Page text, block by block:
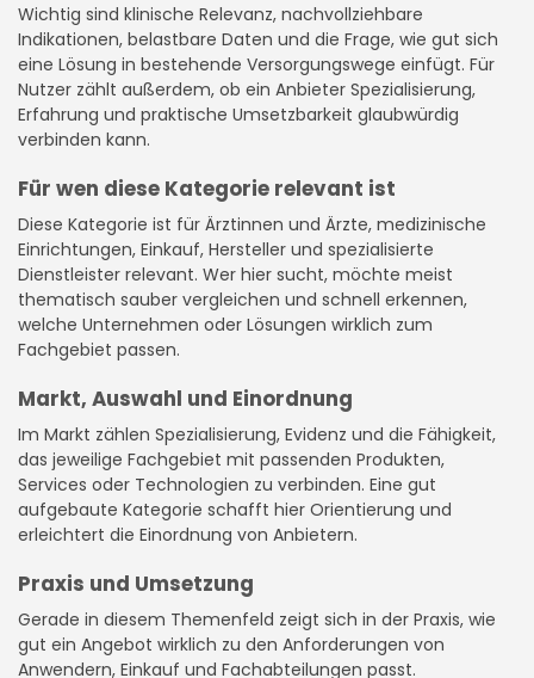
Wichtig sind klinische Relevanz, nachvollziehbare
Indikationen, belastbare Daten und die Frage, wie gut sich
eine Lösung in bestehende Versorgungswege einfügt. Für
Nutzer zählt außerdem, ob ein Anbieter Spezialisierung,
Erfahrung und praktische Umsetzbarkeit glaubwürdig
verbinden kann.
Für wen diese Kategorie relevant ist
Diese Kategorie ist für Ärztinnen und Ärzte, medizinische
Einrichtungen, Einkauf, Hersteller und spezialisierte
Dienstleister relevant. Wer hier sucht, möchte meist
thematisch sauber vergleichen und schnell erkennen,
welche Unternehmen oder Lösungen wirklich zum
Fachgebiet passen.
Markt, Auswahl und Einordnung
Im Markt zählen Spezialisierung, Evidenz und die Fähigkeit,
das jeweilige Fachgebiet mit passenden Produkten,
Services oder Technologien zu verbinden. Eine gut
aufgebaute Kategorie schafft hier Orientierung und
erleichtert die Einordnung von Anbietern.
Praxis und Umsetzung
Gerade in diesem Themenfeld zeigt sich in der Praxis, wie
gut ein Angebot wirklich zu den Anforderungen von
Anwendern, Einkauf und Fachabteilungen passt.